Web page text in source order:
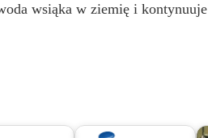
wsiąka w ziemię i